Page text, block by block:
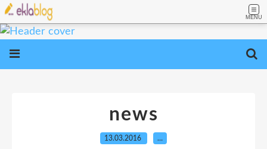
MENU
news
13.03.2016 …